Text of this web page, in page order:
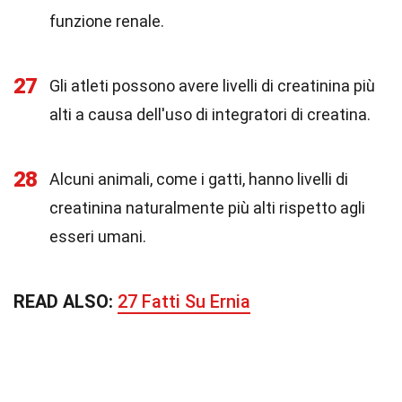
funzione renale.
27
Gli atleti possono avere livelli di creatinina più
alti a causa dell'uso di integratori di creatina.
28
Alcuni animali, come i gatti, hanno livelli di
creatinina naturalmente più alti rispetto agli
esseri umani.
READ ALSO: 27 Fatti Su Ernia